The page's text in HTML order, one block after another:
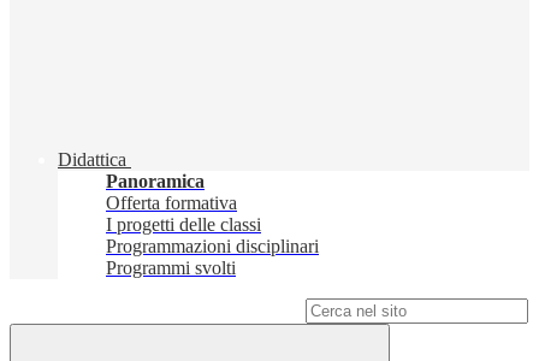
Didattica
Panoramica
Offerta formativa
I progetti delle classi
Programmazioni disciplinari
Programmi svolti